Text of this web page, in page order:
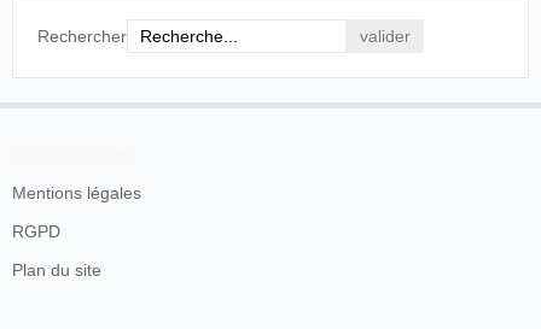
Rechercher
Mentions légales
RGPD
Plan du site